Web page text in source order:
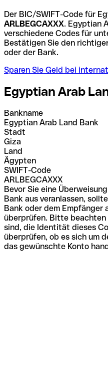
Der BIC/SWIFT-Code für
ARLBEGCAXXX. Egyptian
verschiedene Codes für
Bestätigen Sie den
oder der Bank.
Sparen Sie Geld bei
Egyptian Arab
Bankname
Egyptian Arab Land Bank
Stadt
Giza
Land
Ägypten
SWIFT-Code
ARLBEGCAXXX
Bevor Sie eine
Bank aus veranlassen,
Bank oder dem Empfänger
überprüfen. Bitte beachten
sind, die Identität dieses
überprüfen, ob es sich um
das gewünschte Konto